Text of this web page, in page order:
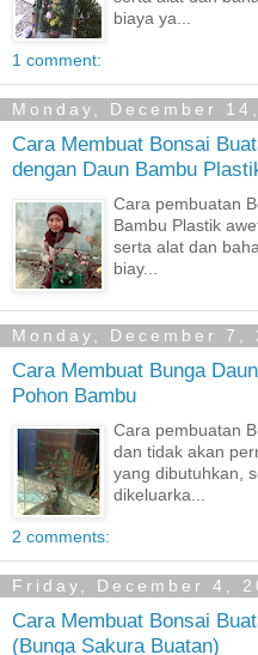
biaya ya...
1 comment:
Monday, December
Cara Membuat Bonsai
dengan Daun Bambu
Cara pembuatan
Bambu Plastik
serta alat dan
biay...
Monday, December 7,
Cara Membuat Bunga Daun
Pohon Bambu
Cara pembuatan
dan tidak akan
yang dibutuhkan,
dikeluarka...
2 comments:
Friday, December 4,
Cara Membuat Bonsai
(Bunga Sakura Buatan)